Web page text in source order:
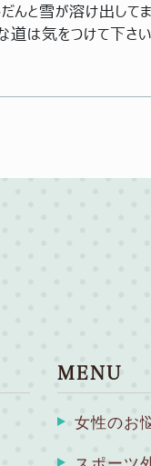
んと雪が溶け出して
道は気をつけて下さ
MENU
女性のお